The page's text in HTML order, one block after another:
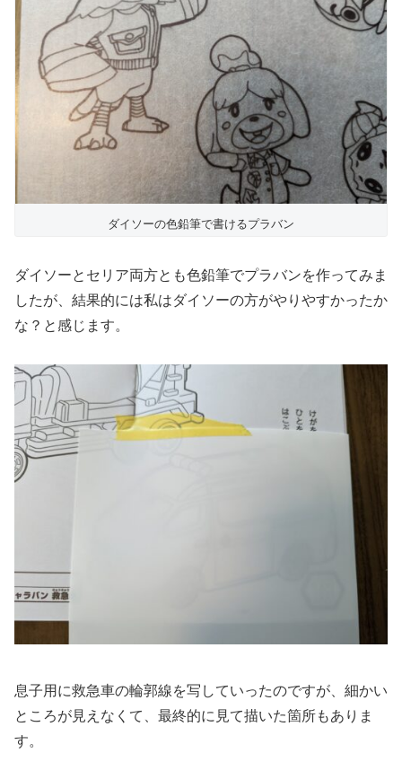
ダイソーの色鉛筆で書けるプラバン
ダイソーとセリア両方とも色鉛筆でプラバンを作ってみま
したが、結果的には私はダイソーの方がやりやすかったか
な？と感じます。
息子用に救急車の輪郭線を写していったのですが、細かい
ところが見えなくて、最終的に見て描いた箇所もありま
す。